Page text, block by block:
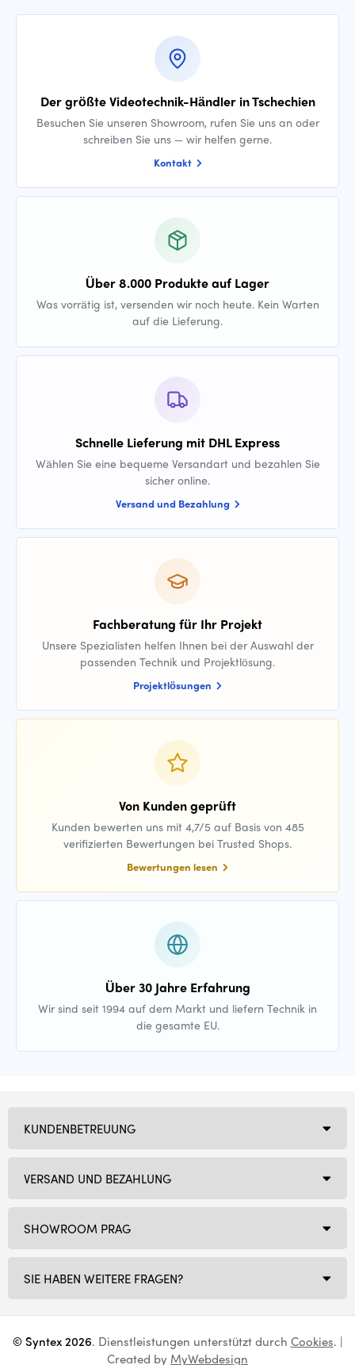
Der größte Videotechnik-Händler in Tschechien
Besuchen Sie unseren Showroom, rufen Sie uns an oder
schreiben Sie uns — wir helfen gerne.
Kontakt
Über 8.000 Produkte auf Lager
Was vorrätig ist, versenden wir noch heute. Kein Warten
auf die Lieferung.
Schnelle Lieferung mit DHL Express
Wählen Sie eine bequeme Versandart und bezahlen Sie
sicher online.
Versand und Bezahlung
Fachberatung für Ihr Projekt
Unsere Spezialisten helfen Ihnen bei der Auswahl der
passenden Technik und Projektlösung.
Projektlösungen
Von Kunden geprüft
Kunden bewerten uns mit 4,7/5 auf Basis von 485
verifizierten Bewertungen bei Trusted Shops.
Bewertungen lesen
Über 30 Jahre Erfahrung
Wir sind seit 1994 auf dem Markt und liefern Technik in
die gesamte EU.
SHOWROOM PRAG
SIE HABEN WEITERE FRAGEN?
KUNDENBETREUUNG
VERSAND UND BEZAHLUNG
© Syntex 2026. Dienstleistungen unterstützt durch Cookies. |
Created by MyWebdesign